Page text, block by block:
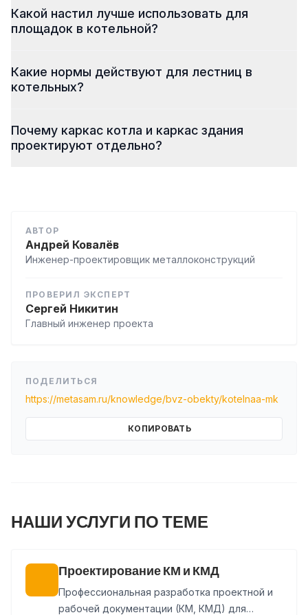
Какой настил лучше использовать для
площадок в котельной?
Какие нормы действуют для лестниц в
котельных?
Почему каркас котла и каркас здания
проектируют отдельно?
АВТОР
Андрей Ковалёв
Инженер-проектировщик металлоконструкций
ПРОВЕРИЛ ЭКСПЕРТ
Сергей Никитин
Главный инженер проекта
ПОДЕЛИТЬСЯ
https://metasam.ru/knowledge/bvz-obekty/kotelnaa-mk
КОПИРОВАТЬ
НАШИ УСЛУГИ ПО ТЕМЕ
Проектирование КМ и КМД
Профессиональная разработка проектной и
рабочей документации (КМ, КМД) для